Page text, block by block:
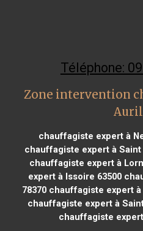
Téléphone:
Zone intervention
chauffagiste expert à
chauffagiste expert à
chauffagiste expert à
expert à Issoire 63500
78370 chauffagiste expert à
chauffagiste expert à
chauffagiste